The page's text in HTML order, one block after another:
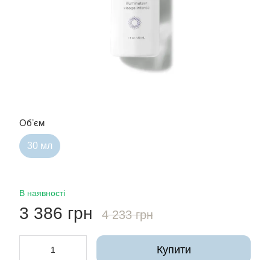
Обʼєм
30 мл
В наявності
3 386 грн 4 233 грн
Купити